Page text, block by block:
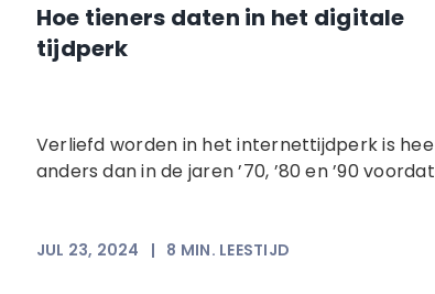
Hoe tieners daten in het digitale
tijdperk
Verliefd worden in het internettijdperk is
anders dan in de jaren ’70, ’80 en ’90
JUL 23, 2024 | 8 MIN. LEESTIJD